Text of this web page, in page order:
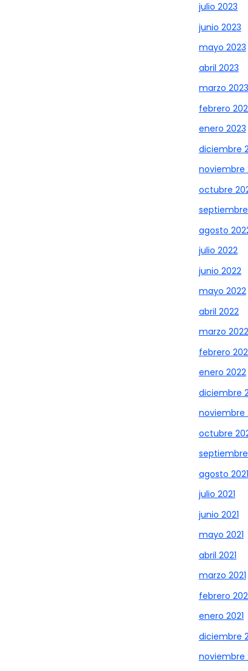
julio 2023
junio 2023
mayo 2023
abril 2023
marzo 2023
febrero
enero 2023
diciembre
noviembre
octubre
agosto
julio 2022
junio 2022
mayo 2022
abril 2022
marzo 2022
febrero
enero 2022
diciembre
noviembre
octubre
septiembre
agosto 2021
julio 2021
junio 2021
mayo 2021
abril 2021
marzo 2021
febrero
enero 2021
diciembre
noviembre